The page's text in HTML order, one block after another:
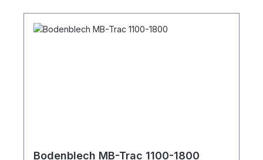
Bodenblech MB-Trac 1100-1800